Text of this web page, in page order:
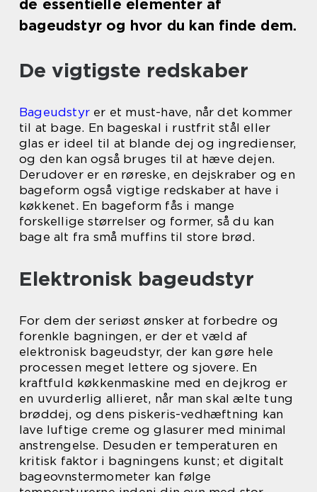
de essentielle elementer af
bageudstyr og hvor du kan finde dem.
De vigtigste redskaber
Bageudstyr er et must-have, når det kommer
til at bage. En bageskal i rustfrit stål eller
glas er ideel til at blande dej og ingredienser,
og den kan også bruges til at hæve dejen.
Derudover er en røreske, en dejskraber og en
bageform også vigtige redskaber at have i
køkkenet. En bageform fås i mange
forskellige størrelser og former, så du kan
bage alt fra små muffins til store brød.
Elektronisk bageudstyr
For dem der seriøst ønsker at forbedre og
forenkle bagningen, er der et væld af
elektronisk bageudstyr, der kan gøre hele
processen meget lettere og sjovere. En
kraftfuld køkkenmaskine med en dejkrog er
en uvurderlig allieret, når man skal ælte tung
brøddej, og dens piskeris-vedhæftning kan
lave luftige creme og glasurer med minimal
anstrengelse. Desuden er temperaturen en
kritisk faktor i bagningens kunst; et digitalt
bageovnstermometer kan følge